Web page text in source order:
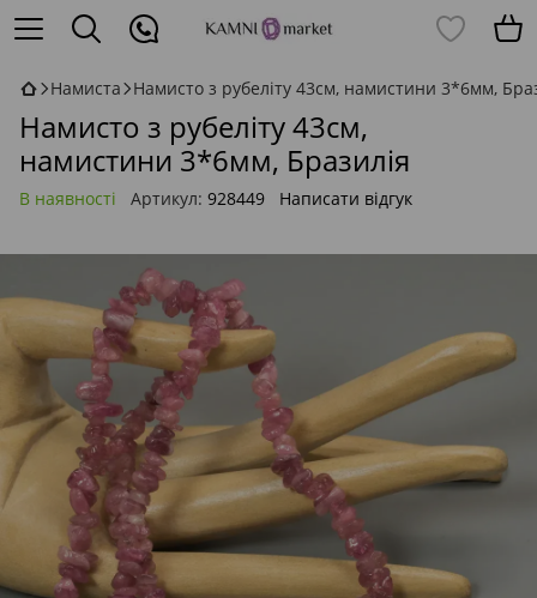
Намиста Намисто з рубеліту 43см, намистини 3*6мм,
Намисто з рубеліту 43см,
намистини 3*6мм, Бразилія
В наявності Артикул: 928449 Написати відгук